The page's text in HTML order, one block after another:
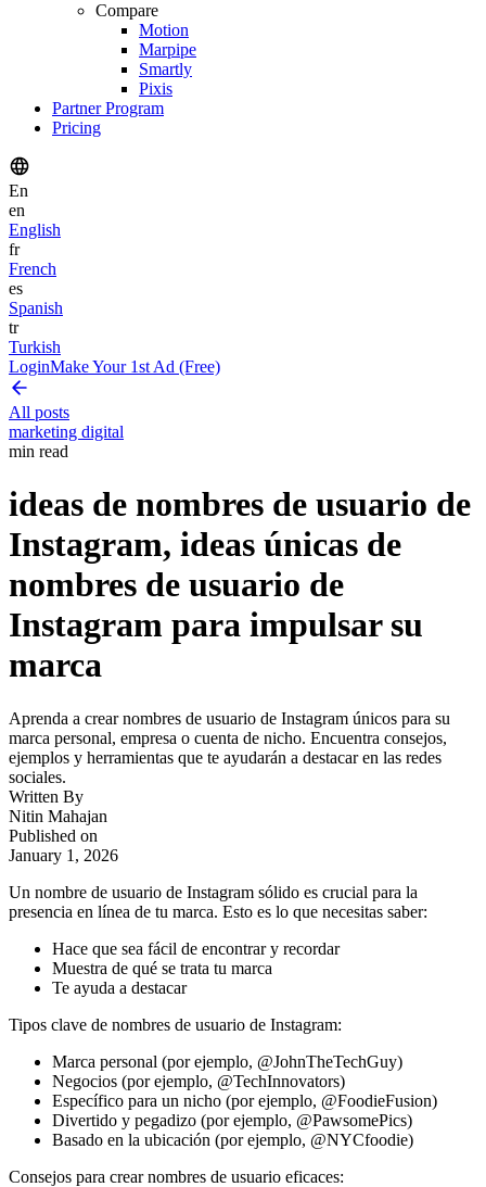
Compare
Motion
Marpipe
Smartly
Pixis
Partner Program
Pricing
En
en
English
fr
French
es
Spanish
tr
Turkish
LoginMake Your 1st Ad (Free)
All posts
marketing digital
min read
ideas de nombres de usuario de
Instagram, ideas únicas de
nombres de usuario de
Instagram para impulsar su
marca
Aprenda a crear nombres de usuario de Instagram únicos para su
marca personal, empresa o cuenta de nicho. Encuentra consejos,
ejemplos y herramientas que te ayudarán a destacar en las redes
sociales.
Written By
Nitin Mahajan
Published on
January 1, 2026
Un nombre de usuario de Instagram sólido es crucial para la
presencia en línea de tu marca. Esto es lo que necesitas saber:
Hace que sea fácil de encontrar y recordar
Muestra de qué se trata tu marca
Te ayuda a destacar
Tipos clave de nombres de usuario de Instagram:
Marca personal (por ejemplo, @JohnTheTechGuy)
Negocios (por ejemplo, @TechInnovators)
Específico para un nicho (por ejemplo, @FoodieFusion)
Divertido y pegadizo (por ejemplo, @PawsomePics)
Basado en la ubicación (por ejemplo, @NYCfoodie)
Consejos para crear nombres de usuario eficaces: